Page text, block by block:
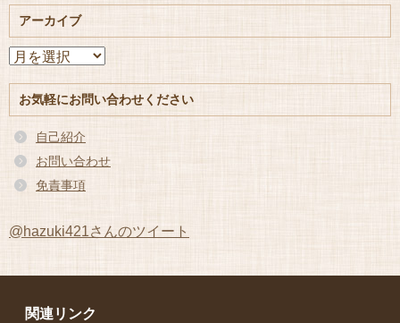
アーカイブ
ア
イ
ブ
お気軽にお問い合わせください
自己紹介
お問い合わせ
免責事項
@hazuki421さんのツイート
関連リンク